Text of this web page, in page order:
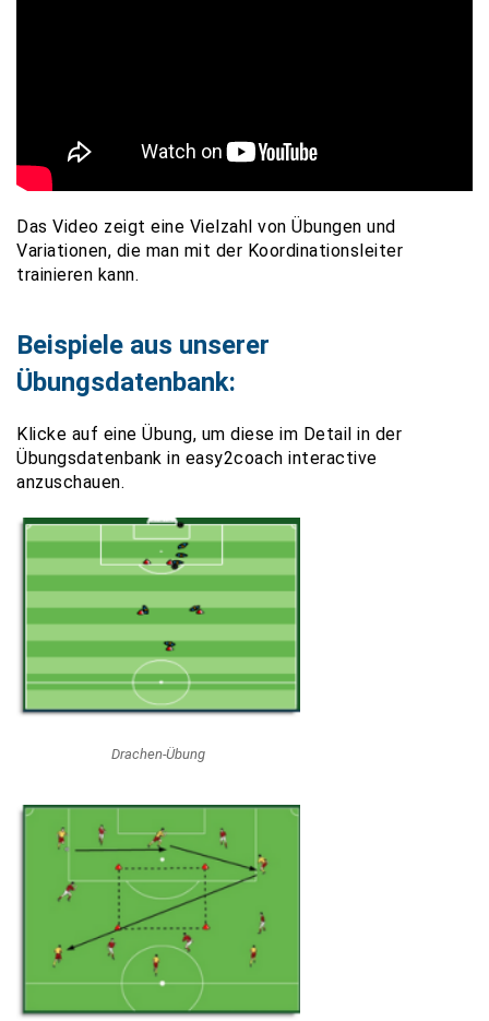
Das Video zeigt eine Vielzahl von Übungen und
Variationen, die man mit der Koordinationsleiter
trainieren kann.
Beispiele aus unserer
Übungsdatenbank:
Klicke auf eine Übung, um diese im Detail in der
Übungsdatenbank in easy2coach interactive
anzuschauen.
Drachen-Übung